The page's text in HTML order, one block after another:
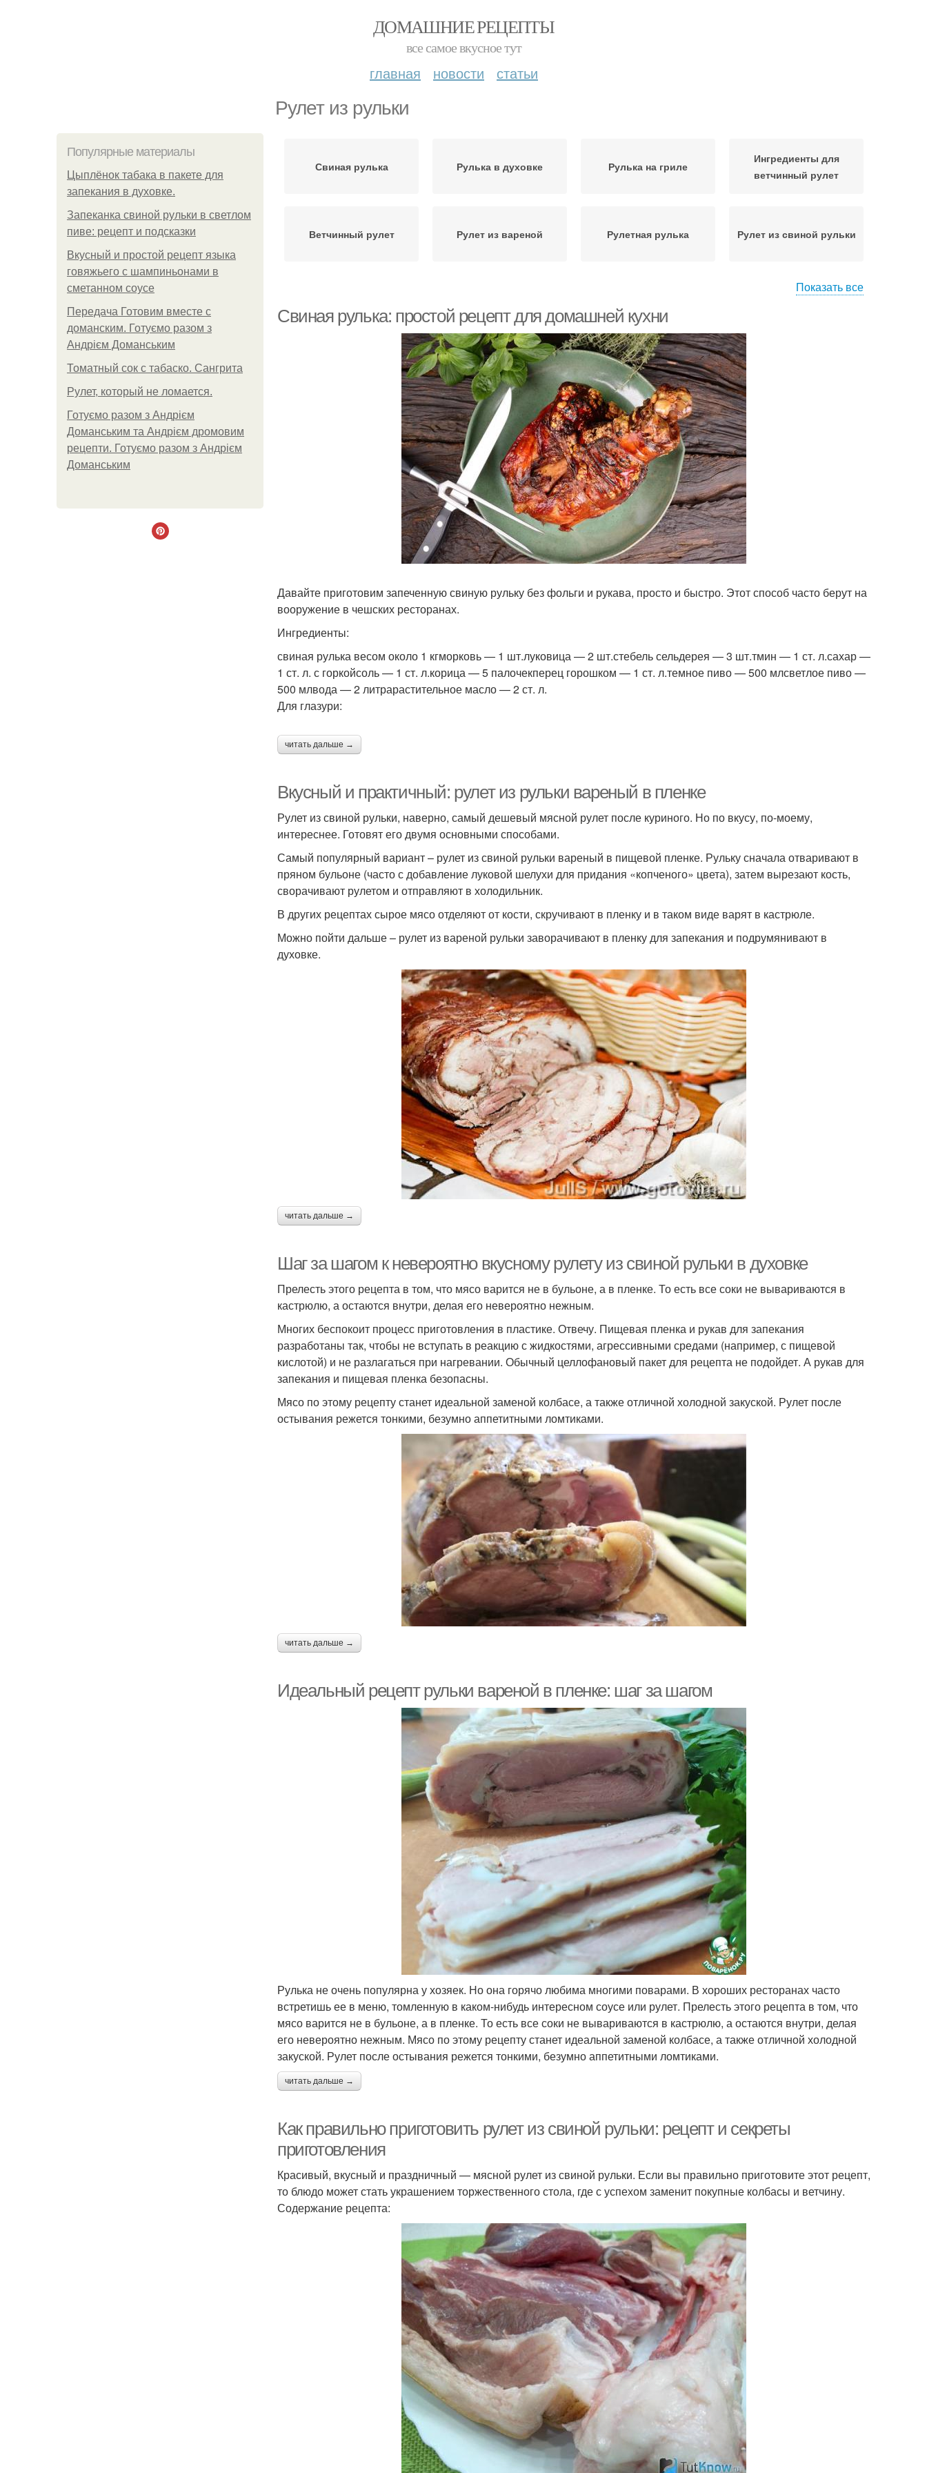
ДОМАШНИЕ РЕЦЕПТЫ
все самое вкусное тут
главная новости статьи
Рулет из рульки
Популярные материалы
Цыплёнок табака в пакете для
запекания в духовке.
Запеканка свиной рульки в светлом
пиве: рецепт и подсказки
Вкусный и простой рецепт языка
говяжьего с шампиньонами в
сметанном соусе
Передача Готовим вместе с
доманским. Готуємо разом з
Андрієм Доманським
Томатный сок с табаско. Сангрита
Рулет, который не ломается.
Готуємо разом з Андрієм
Доманським та Андрієм дромовим
рецепти. Готуємо разом з Андрієм
Доманським
Свиная рулька Рулька в духовке Рулька на гриле
Ингредиенты для
ветчинный рулет
Ветчинный рулет Рулет из вареной Рулетная рулька Рулет из свиной рульки
Рулет из свиной
Рульки перед подачей Ароматный рулет Рулька перед началом
Ингредиенты для
вареный рулет
Вареный рулет Поролон для рульки
Рулька в пиве Рулька с медом
Рулька для
Рулет из свинины
Показать все
Свиная рулька: простой рецепт для домашней кухни
Давайте приготовим запеченную свиную рульку без фольги и рукава, просто и быстро. Этот способ часто берут на
вооружение в чешских ресторанах.
Ингредиенты:
свиная рулька весом около 1 кгморковь — 1 шт.луковица — 2 шт.стебель сельдерея — 3 шт.тмин — 1 ст. л.сахар —
1 ст. л. с горкойсоль — 1 ст. л.корица — 5 палочекперец горошком — 1 ст. л.темное пиво — 500 млсветлое пиво —
500 млвода — 2 литрарастительное масло — 2 ст. л.
Для глазури:
читать дальше →
Вкусный и практичный: рулет из рульки вареный в пленке
Рулет из свиной рульки, наверно, самый дешевый мясной рулет после куриного. Но по вкусу, по-моему,
интереснее. Готовят его двумя основными способами.
Самый популярный вариант – рулет из свиной рульки вареный в пищевой пленке. Рульку сначала отваривают в
пряном бульоне (часто с добавление луковой шелухи для придания «копченого» цвета), затем вырезают кость,
сворачивают рулетом и отправляют в холодильник.
В других рецептах сырое мясо отделяют от кости, скручивают в пленку и в таком виде варят в кастрюле.
Можно пойти дальше – рулет из вареной рульки заворачивают в пленку для запекания и подрумянивают в
духовке.
читать дальше →
Шаг за шагом к невероятно вкусному рулету из свиной рульки в духовке
Прелесть этого рецепта в том, что мясо варится не в бульоне, а в пленке. То есть все соки не вывариваются в
кастрюлю, а остаются внутри, делая его невероятно нежным.
Многих беспокоит процесс приготовления в пластике. Отвечу. Пищевая пленка и рукав для запекания
разработаны так, чтобы не вступать в реакцию с жидкостями, агрессивными средами (например, с пищевой
кислотой) и не разлагаться при нагревании. Обычный целлофановый пакет для рецепта не подойдет. А рукав для
запекания и пищевая пленка безопасны.
Мясо по этому рецепту станет идеальной заменой колбасе, а также отличной холодной закуской. Рулет после
остывания режется тонкими, безумно аппетитными ломтиками.
читать дальше →
Идеальный рецепт рульки вареной в пленке: шаг за шагом
Рулька не очень популярна у хозяек. Но она горячо любима многими поварами. В хороших ресторанах часто
встретишь ее в меню, томленную в каком-нибудь интересном соусе или рулет. Прелесть этого рецепта в том, что
мясо варится не в бульоне, а в пленке. То есть все соки не вывариваются в кастрюлю, а остаются внутри, делая
его невероятно нежным. Мясо по этому рецепту станет идеальной заменой колбасе, а также отличной холодной
закуской. Рулет после остывания режется тонкими, безумно аппетитными ломтиками.
читать дальше →
Как правильно приготовить рулет из свиной рульки: рецепт и секреты
приготовления
Красивый, вкусный и праздничный — мясной рулет из свиной рульки. Если вы правильно приготовите этот рецепт,
то блюдо может стать украшением торжественного стола, где с успехом заменит покупные колбасы и ветчину.
Содержание рецепта: